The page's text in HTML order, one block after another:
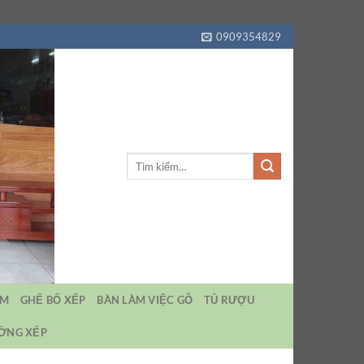
0909354829
GHẾ BỐ XẾP BÀN LÀM VIỆC GỖ TỦ RƯỢU
XẾP